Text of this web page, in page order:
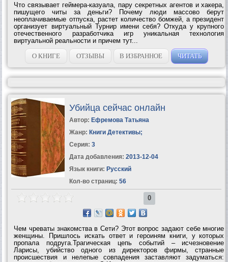
Что связывает геймера-казуала, пару секретных агентов и хакера,
пишущего читы за деньги? Почему люди массово берут
неоплачиваемые отпуска, растет количество бомжей, а президент
организует виртуальный Турнир имени себя? Откуда у крупного
отечественного разработчика игр уникальная технология
виртуальной реальности и причем тут...
О КНИГЕ
ОТЗЫВЫ В ИЗБРАННОЕ ЧИТАТЬ
Убийца сейчас онлайн
Автор: Ефремова Татьяна
Жанр: Книги Детективы;
Серия: 3
Дата добавления: 2013-12-04
Язык книги: Русский
Кол-во страниц: 56
0
Чем чреваты знакомства в Сети? Этот вопрос задают себе многие
женщины. Пришлось искать ответ и героиням книги, у которых
пропала подруга.Трагическая цепь событий – исчезновение
Ларисы, убийство одного из директоров фирмы, странные
происшествия и нелепые совпадения заставляют задуматься: